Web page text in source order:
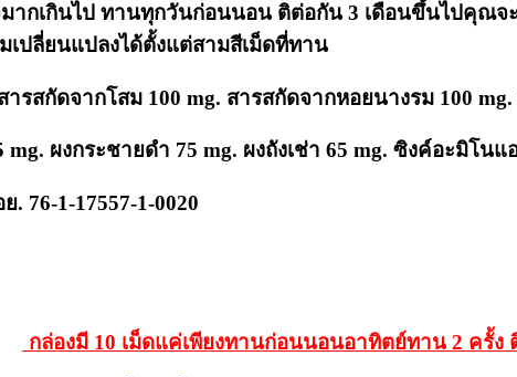
ากเกินไป ทานทุกวันก่อนนอน ติต่อกัน 3 เดือนขึ้นไปคุณ
เปลี่ยนแปลงได้ตั้งแต่สามสีเม็ดที่ทาน
สกัดจากโสม 100 mg. สารสกัดจากหอยนางรม 100 mg.
ผงกระชายดำ 75 mg. ผงถังเช่า 65 mg. ซิงค์อะมิโนแ
76-1-17557-1-0020
กล่องมี 10 เม็ดแค่เพียงทานก่อนนอนอาทิตย์ทาน 2 ครั้